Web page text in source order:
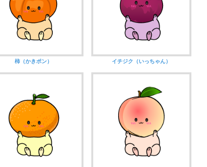
柿（かきポン） イチジク（いっちゃん）